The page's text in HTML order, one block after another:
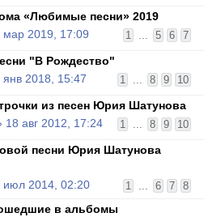
«Любимые песни» 2019
1 ... 5 6 7
мар 2019, 17:09
"В Рождество"
1 ... 8 9 10
янв 2018, 15:47
из песен Юрия Шатунова
1 ... 8 9 10
18 авг 2012, 17:24
песни Юрия Шатунова
1 ... 6 7 8
июл 2014, 02:20
в альбомы